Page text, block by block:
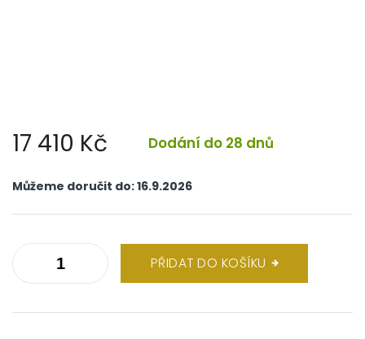
17 410 Kč Dodání do 28 dnů
cena:
Můžeme doručit do:16.9.2026
PŘIDAT DO KOŠÍKU